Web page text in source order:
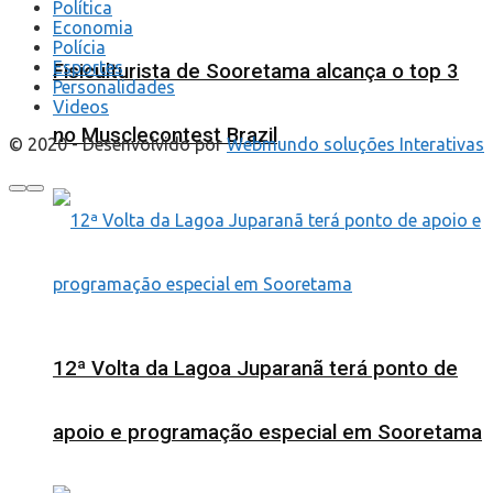
Fisiculturista de Sooretama alcança o top 3
no Musclecontest Brazil
12ª Volta da Lagoa Juparanã terá ponto de
apoio e programação especial em Sooretama
Política
Economia
Polícia
Esportes
Personalidades
Videos
© 2020 - Desenvolvido porWebmundo soluções Interativas